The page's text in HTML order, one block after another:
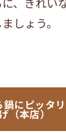
しょう。
にピッタ
（本店）